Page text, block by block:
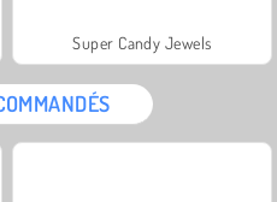
Super Candy Jewels